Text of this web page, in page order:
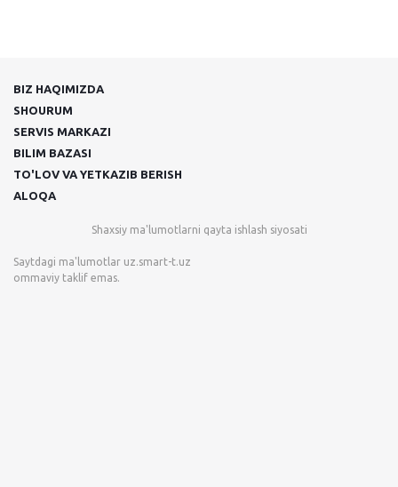
BIZ HAQIMIZDA
SHOURUM
SERVIS MARKAZI
BILIM BAZASI
TO'LOV VA YETKAZIB BERISH
ALOQA
Shaxsiy ma'lumotlarni qayta ishlash siyosati
Saytdagi ma'lumotlar uz.smart-t.uz
ommaviy taklif emas.